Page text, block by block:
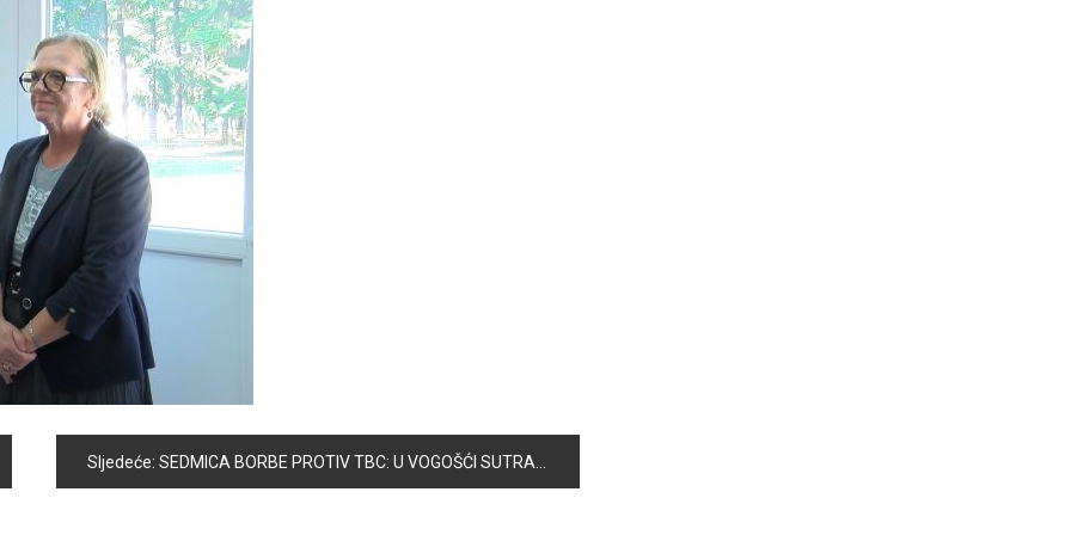
Sljedeće: SEDMICA BORBE PROTIV TBC: U VOGOŠĆI SUTRA AKCIJA DOBROVOLJNOG DARIVANJA KRVI